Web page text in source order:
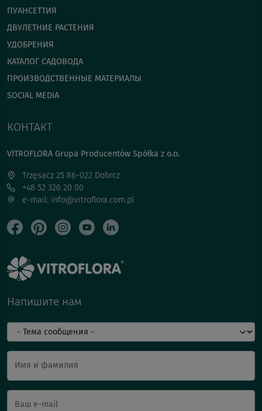
ПУАНСЕТТИЯ
ДВУЛЕТНИЕ РАСТЕНИЯ
УДОБРЕНИЯ
КАТАЛОГ САДОВОДА
ПРОИЗВОДСТВЕННЫЕ МАТЕРИАЛЫ
SOCIAL MEDIA
КОНТАКТ
VITROFLORA Grupa Producentów Spółka z o.o.
Trzęsacz 25 86-022 Dobrcz
+48 52 326 20 00
e-mail: info@vitroflora.com.pl
Напишите нам
Имя и фамилия
Ваш e-mail